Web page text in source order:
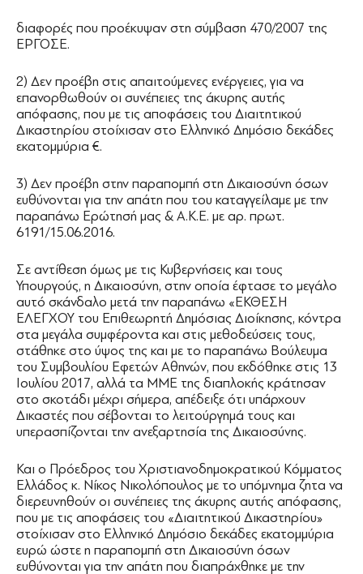
διαφορές που προέκυψαν στη σύμβαση 470/2007 της
ΕΡΓΟΣΕ.
2) Δεν προέβη στις απαιτούμενες ενέργειες, για να
επανορθωθούν οι συνέπειες της άκυρης αυτής
απόφασης, που με τις αποφάσεις του Διαιτητικού
Δικαστηρίου στοίχισαν στο Ελληνικό Δημόσιο δεκάδες
εκατομμύρια €.
3) Δεν προέβη στην παραπομπή στη Δικαιοσύνη όσων
ευθύνονται για την απάτη που του καταγγείλαμε με την
παραπάνω Ερώτησή μας & Α.Κ.Ε. με αρ. πρωτ.
6191/15.06.2016.
Σε αντίθεση όμως με τις Κυβερνήσεις και τους
Υπουργούς, η Δικαιοσύνη, στην οποία έφτασε το μεγάλο
αυτό σκάνδαλο μετά την παραπάνω «ΕΚΘΕΣΗ
ΕΛΕΓΧΟΥ του Επιθεωρητή Δημόσιας Διοίκησης, κόντρα
στα μεγάλα συμφέροντα και στις μεθοδεύσεις τους,
στάθηκε στο ύψος της και με το παραπάνω Βούλευμα
του Συμβουλίου Εφετών Αθηνών, που εκδόθηκε στις 13
Ιουλίου 2017, αλλά τα ΜΜΕ της διαπλοκής κράτησαν
στο σκοτάδι μέχρι σήμερα, απέδειξε ότι υπάρχουν
Δικαστές που σέβονται το λειτούργημά τους και
υπερασπίζονται την ανεξαρτησία της Δικαιοσύνης.
Και ο Πρόεδρος του Χριστιανοδημοκρατικού Κόμματος
Ελλάδος κ. Νίκος Νικολόπουλος με το υπόμνημα ζητα να
διερευνηθούν οι συνέπειες της άκυρης αυτής απόφασης,
που με τις αποφάσεις του «Διαιτητικού Δικαστηρίου»
στοίχισαν στο Ελληνικό Δημόσιο δεκάδες εκατομμύρια
ευρώ ώστε η παραπομπή στη Δικαιοσύνη όσων
ευθύνονται για την απάτη που διαπράχθηκε με την